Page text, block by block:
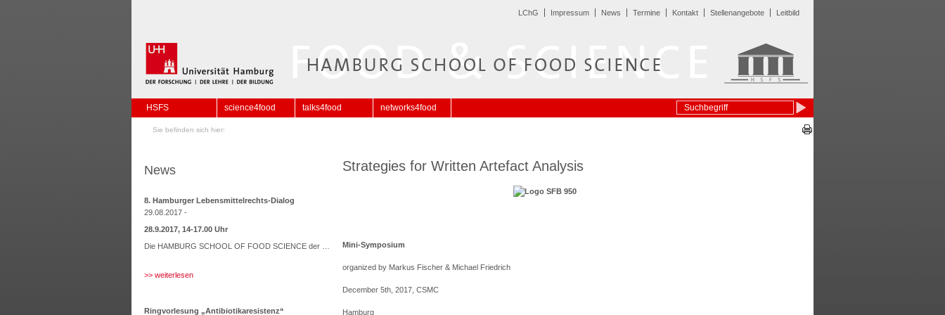
LChG Impressum News Termine Kontakt Stellenangebote Leitbild
HSFS science4food talks4food networks4food
Sie befinden sich hier:
News
8. Hamburger Lebensmittelrechts-Dialog
29.08.2017 -
28.9.2017, 14-17.00 Uhr
Die HAMBURG SCHOOL OF FOOD SCIENCE der …
>> weiterlesen
Ringvorlesung „Antibiotikaresistenz“
Strategies for Written Artefact Analysis
Mini-Symposium
organized by Markus Fischer & Michael Friedrich
December 5th , 2017, CSMC
Hamburg